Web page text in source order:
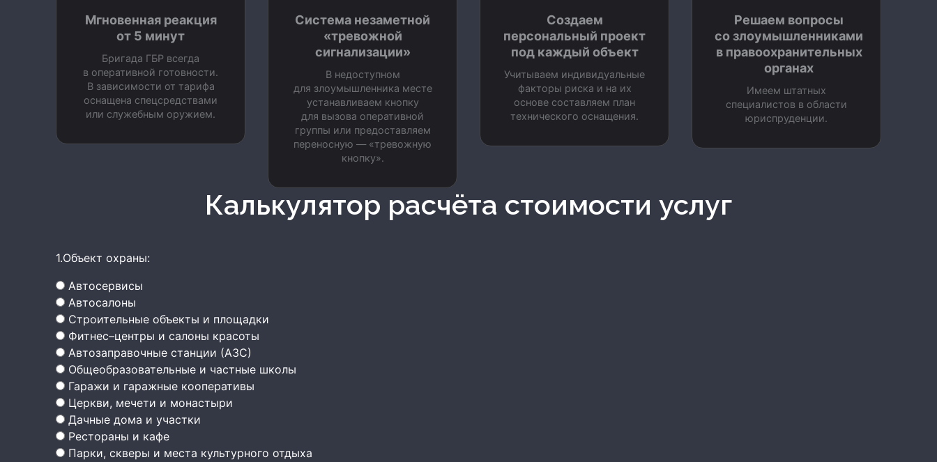
Мгновенная реакция
от 5 минут
Бригада ГБР всегда
в оперативной готовности.
В зависимости от тарифа
оснащена спецсредствами
или служебным оружием.
Система незаметной
«тревожной
сигнализации»
В недоступном
для злоумышленника месте
устанавливаем кнопку
для вызова оперативной
группы или предоставляем
переносную — «тревожную
кнопку».
Создаем
персональный проект
под каждый объект
Учитываем индивидуальные
факторы риска и на их
основе составляем план
технического оснащения.
Решаем вопросы
со злоумышленниками
в правоохранительных
органах
Имеем штатных
специалистов в области
юриспруденции.
Калькулятор расчёта стоимости услуг
1.Объект охраны:
Автосервисы
Автосалоны
Строительные объекты и площадки
Фитнес–центры и салоны красоты
Автозаправочные станции (АЗС)
Общеобразовательные и частные школы
Гаражи и гаражные кооперативы
Церкви, мечети и монастыри
Дачные дома и участки
Рестораны и кафе
Парки, скверы и места культурного отдыха